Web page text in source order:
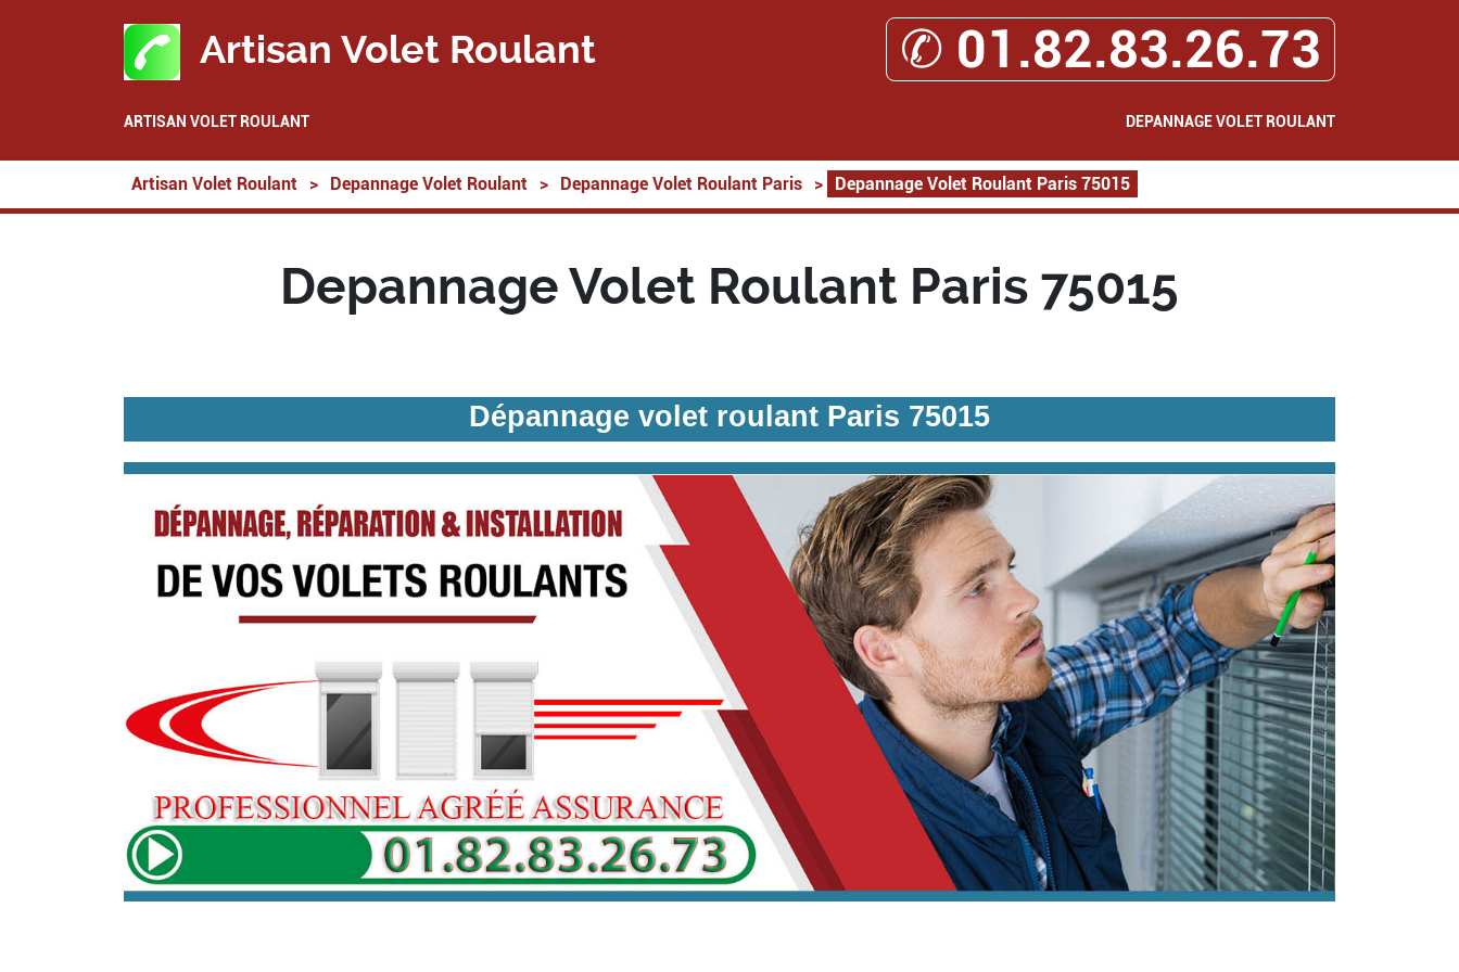
Artisan Volet Roulant ✆ 01.82.83.26.73
ARTISAN VOLET ROULANT DEPANNAGE VOLET ROULANT
Artisan Volet Roulant > Depannage Volet Roulant > Depannage Volet Roulant Paris > Depannage Volet Roulant Paris 75015
Depannage Volet Roulant Paris 75015
Dépannage volet roulant Paris 75015